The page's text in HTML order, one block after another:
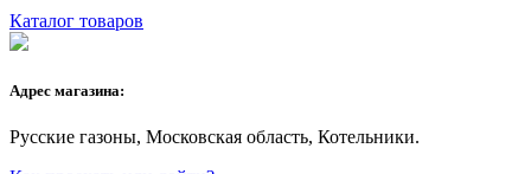
Каталог товаров
Адрес магазина:
Русские газоны, Московская область, Котельники.